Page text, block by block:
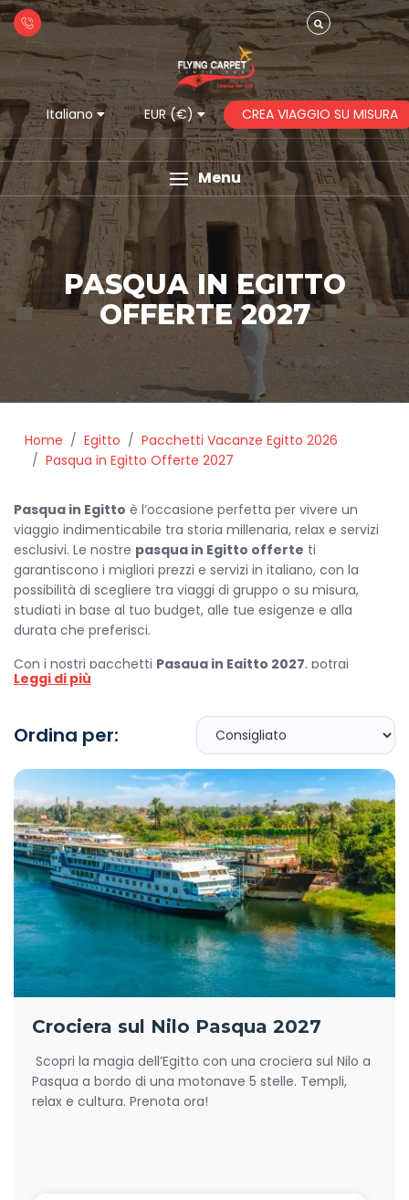
Italiano EUR (€) CREA VIAGGIO SU MISURA
Menu
PASQUA IN EGITTO
OFFERTE 2027
Home Egitto
Pacchetti Vacanze Egitto 2026
Pasqua in Egitto Offerte 2027
Pasqua in Egitto è l’occasione perfetta per vivere un
viaggio indimenticabile tra storia millenaria, relax e servizi
esclusivi. Le nostre pasqua in Egitto offerte ti
garantiscono i migliori prezzi e servizi in italiano, con la
possibilità di scegliere tra viaggi di gruppo o su misura,
studiati in base al tuo budget, alle tue esigenze e alla
durata che preferisci.
Con i nostri pacchetti Pasqua in Egitto 2027, potrai
visitare le maestose Piramidi di Giza, navigare con una
Cairo. Per chi desidera unire cultura e mare, proponiamo
combinazioni che includono anche soggiorni sul Mar Rosso,
ideali per chi cerca relax dopo le visite culturali.
Organizziamo viaggi per la
Pasqua in Egittocompleti, con
voli internazionali inclusi e guide professionali in italiano,
garantendo il miglior rapporto qualità-prezzo. Sono
disponibili sconti speciali per famiglie e bambini, così da
rendere la tuavacanza di Pasqua in Egittoaccessibile e
adatta a tutti.
Che tu scelga un tour classico tra Cairo e Nilo o un
pacchetto personalizzato, le nostre
pasqua in Egitto
offerte ti permettono di vivere un’esperienza unica tra
avventura, cultura e relax.
Non perdere l’occasione: Pasqua in Egittoal miglior prezzo
Leggi di più
Ordina per:
Crociera sul Nilo Pasqua 2027
Scopri la magia dell’Egitto con una crociera sul Nilo a
Pasqua a bordo di una motonave 5 stelle. Templi,
relax e cultura. Prenota ora!